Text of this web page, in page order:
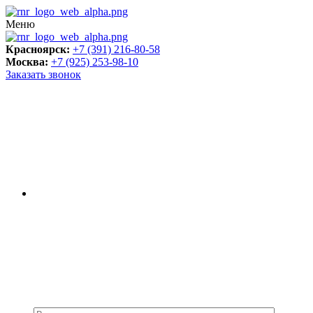
Меню
Красноярск: +7 (391) 216-80-58
Москва: +7 (925) 253-98-10
Заказать звонок